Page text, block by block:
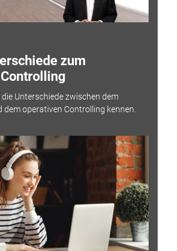
zum
die Unterschiede zwischen dem
operativen Controlling kennen.